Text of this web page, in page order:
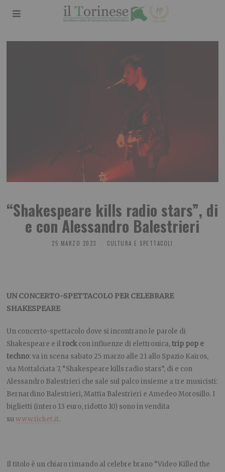
“Shakespeare kills radio stars”, di
e con Alessandro Balestrieri
25 MARZO 2023 CULTURA E SPETTACOLI
UN CONCERTO-SPETTACOLO PER CELEBRARE
SHAKESPEARE
Un concerto-spettacolo dove si incontrano le parole di
Shakespeare e ilrockcon influenze di elettronica,trip pop e
techno: va in scena sabato 25 marzo alle 21 allo Spazio Kairos,
via Mottalciata 7, “Shakespeare kills radio stars”, di e con
Alessandro Balestrieri che sale sul palco insieme a tre musicisti:
Bernardino Balestrieri, Mattia Balestrieri e Amedeo Morosillo. I
biglietti (intero 13 euro, ridotto 10) sono in vendita
suwww.ticket.it.
Il titolo è un chiaro rimando al celebre brano “Video Killed the